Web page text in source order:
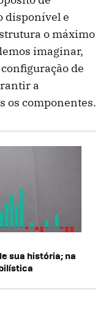
disponível e
o máximo
imaginar,
de
a
os componentes.
sua história; na